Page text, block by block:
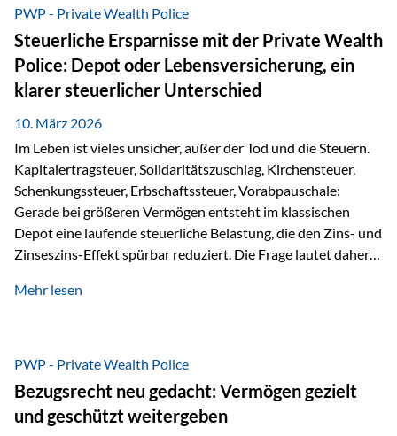
Stunden pro Jahr für vertrieblich tätige Personen in der
Versicherungsbranche. Über die Weiterbildungsdatenbank
von „gut beraten“ können absolvierte Bildungsmaßnahmen
zentral erfasst und dokumentiert werden. „gut beraten“
zertifiziert Als zertifizierter Bildungsanbieter können unsere
Webinare nun für die…
PWP - Private Wealth Police
Steuerliche Ersparnisse mit der Private Wealth
Police: Depot oder Lebensversicherung, ein
klarer steuerlicher Unterschied
10. März 2026
Im Leben ist vieles unsicher, außer der Tod und die Steuern.
Kapitalertragsteuer, Solidaritätszuschlag, Kirchensteuer,
Schenkungssteuer, Erbschaftssteuer, Vorabpauschale:
Gerade bei größeren Vermögen entsteht im klassischen
Depot eine laufende steuerliche Belastung, die den Zins- und
Zinseszins-Effekt spürbar reduziert. Die Frage lautet daher:
nicht laufend Kapital entziehen – sondern möglichst lange im
Privatdepot fallen an: Abgeltungssteuer Fondsbesteuerung
(Vorabpauschale, Teilfreistellung) Kein steuerlicher Abzug
der Vermögensverwaltungs-Gebühren /
Depotbankgebühren Jährliches Steuerreporting erforderlich
Mehr lesen
PWP - Private Wealth Police
Bezugsrecht neu gedacht: Vermögen gezielt
und geschützt weitergeben